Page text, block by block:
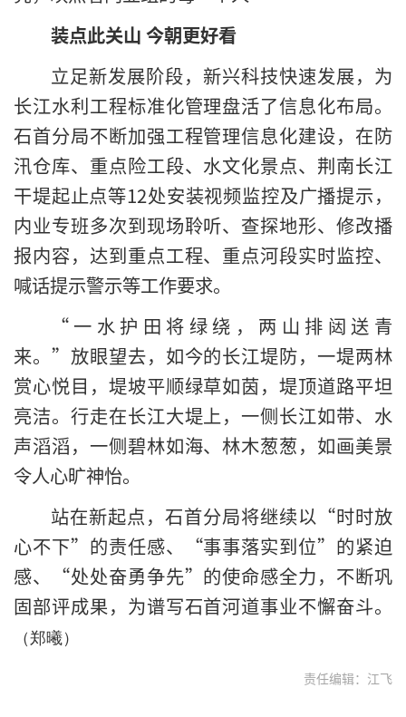
装点此关山 今朝更好看
立足新发展阶段，新兴科技快速发展，为
长江水利工程标准化管理盘活了信息化布局。
石首分局不断加强工程管理信息化建设，在防
汛仓库、重点险工段、水文化景点、荆南长江
干堤起止点等12处安装视频监控及广播提示，
内业专班多次到现场聆听、查探地形、修改播
报内容，达到重点工程、重点河段实时监控、
喊话提示警示等工作要求。
“一水护田将绿绕，两山排闼送青
来。”放眼望去，如今的长江堤防，一堤两林
赏心悦目，堤坡平顺绿草如茵，堤顶道路平坦
亮洁。行走在长江大堤上，一侧长江如带、水
声滔滔，一侧碧林如海、林木葱葱，如画美景
令人心旷神怡。
站在新起点，石首分局将继续以“时时放
心不下”的责任感、“事事落实到位”的紧迫
感、“处处奋勇争先”的使命感全力，不断巩
固部评成果，为谱写石首河道事业不懈奋斗。
（郑曦）
责任编辑：江飞